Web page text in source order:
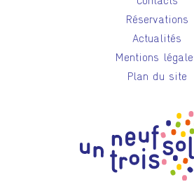
Réservations
Actualités
Mentions
Plan du site